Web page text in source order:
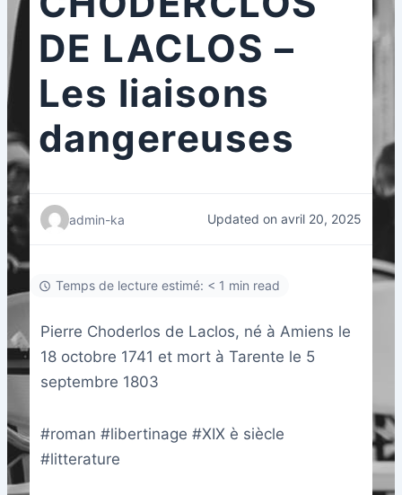
DE LACLOS –
Les liaisons
dangereuses
admin-ka Updated on avril 20, 2025
Temps de lecture estimé: < 1 min read
Pierre Choderlos de Laclos, né à Amiens le
18 octobre 1741 et mort à Tarente le 5
septembre 1803
#roman #libertinage #XIX è siècle
#litterature